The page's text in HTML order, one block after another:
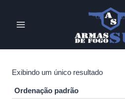
Exibindo um único resultado